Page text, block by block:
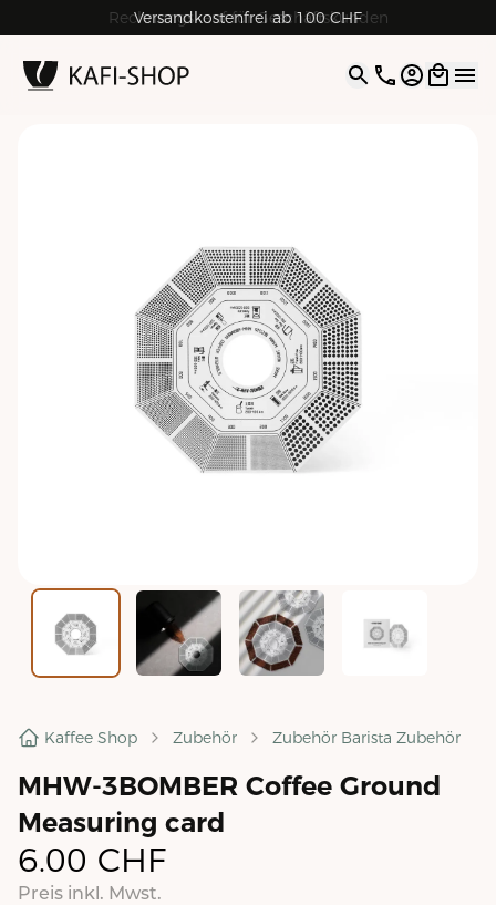
Versandkostenfrei ab 100 CHF
Rechnungskauf für Geschäftskunden
4.9| 5.0 Google
Open
Kaffee Shop Zubehör Zubehör Barista Zubehör
MHW-3BOMBER Coffee Ground
Measuring card
6.00 CHF
Preis inkl. Mwst.